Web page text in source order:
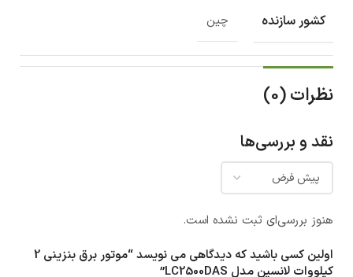
کشور سازنده چین
نظرات (0)
نقد و بررسی‌ها
هنوز بررسی‌ای ثبت نشده است.
اولین کسی باشید که دیدگاهی می نویسد “موتور برق بنزینی 2
کیلووات لانسین مدل LC2500DAS”